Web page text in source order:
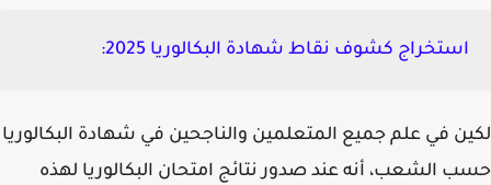
استخراج كشوف نقاط شهادة البكالوريا 2025:
في علم جميع المتعلمين والناجحين في شهادة البكالوريا
الشعب، أنه عند صدور نتائج امتحان البكالوريا لهذه